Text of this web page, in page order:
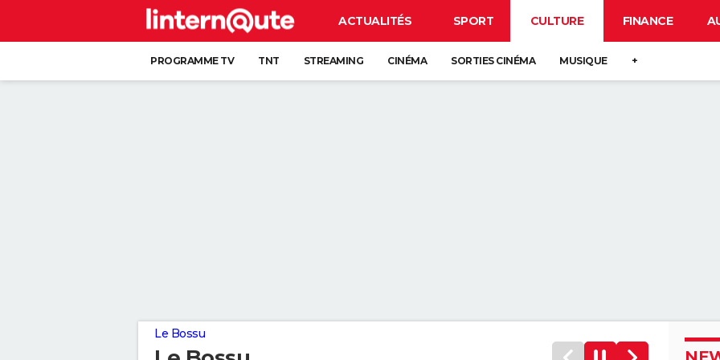
ACTUALITÉS SPORT CULTURE FINANCE
PROGRAMME TV TNT STREAMING CINÉMA SORTIES CINÉMA MUSIQUE +
Le Bossu